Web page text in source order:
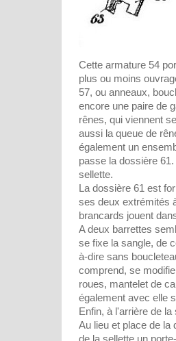
Cette armature 54
plus ou moins
57, ou anneaux,
encore une paire de
rênes, qui viennent
aussi la queue de
également un
passe la dossière
sellette.
La dossière 61 est
ses deux extrémités
brancards jouent
A deux barrettes
se fixe la sangle, de
à-dire sans
comprend, se
roues, mantelet de
également avec elle
Enfin, à l'arrière de
Au lieu et place de la